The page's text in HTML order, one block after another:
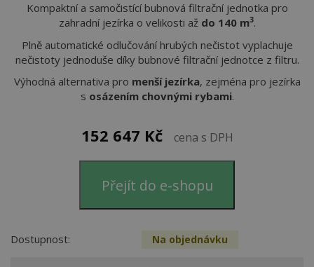
Kompaktní a samočistící bubnová filtrační jednotka pro
zahradní jezírka o velikosti až do 140 m3.
Plně automatické odlučování hrubých nečistot vyplachuje
nečistoty jednoduše díky bubnové filtrační jednotce z filtru.
Výhodná alternativa pro menší jezírka, zejména pro jezírka
s osázením chovnými rybami.
152 647 Kč cena s DPH
Přejít do e-shopu
Dostupnost: Na objednávku